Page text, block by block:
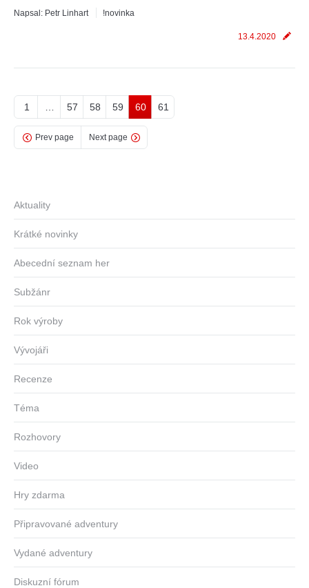
Napsal: Petr Linhart !novinka
13.4.2020
1 57 58 59 60 61
Prev page Next page
Aktuality
Krátké novinky
Abecední seznam her
Subžánr
Rok výroby
Vývojáři
Recenze
Téma
Rozhovory
Video
Hry zdarma
Připravované adventury
Vydané adventury
Diskuzní fórum